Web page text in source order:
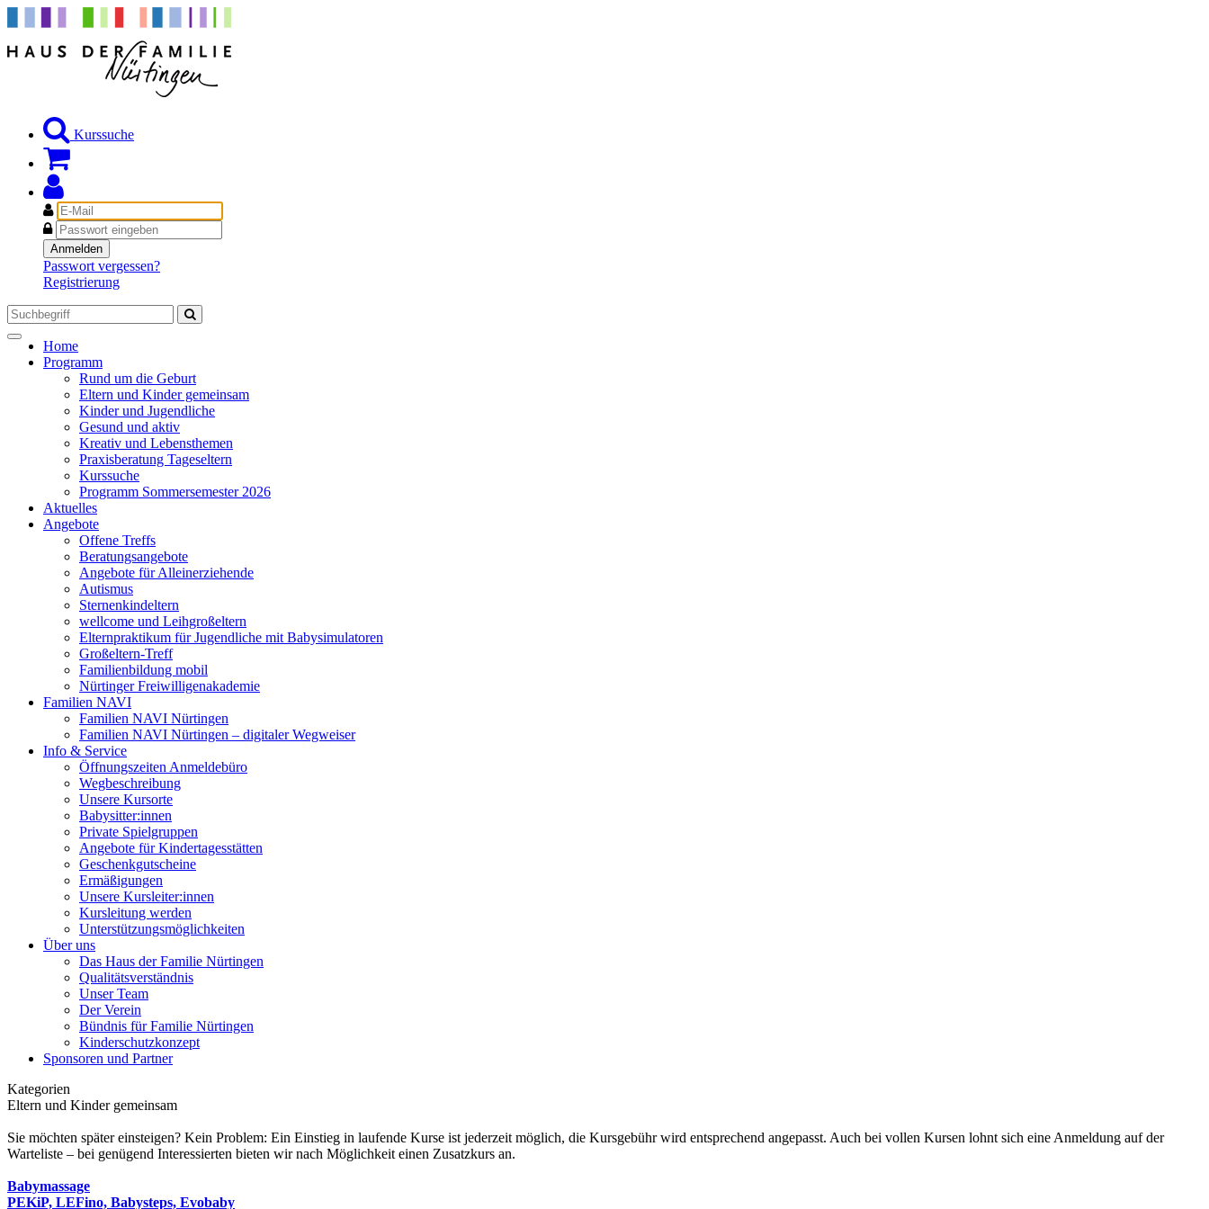
Kurssuche
E-
Mail
Passwort
Anmelden
Passwort vergessen?
Registrierung
Toggle
navigation
Home
Programm
Rund um die Geburt
Eltern und Kinder gemeinsam
Kinder und Jugendliche
Gesund und aktiv
Kreativ und Lebensthemen
Praxisberatung Tageseltern
Kurssuche
Programm Sommersemester 2026
Aktuelles
Angebote
Offene Treffs
Beratungsangebote
Angebote für Alleinerziehende
Autismus
Sternenkindeltern
wellcome und Leihgroßeltern
Elternpraktikum für Jugendliche mit Babysimulatoren
Großeltern-Treff
Familienbildung mobil
Nürtinger Freiwilligenakademie
Familien NAVI
Familien NAVI Nürtingen
Familien NAVI Nürtingen – digitaler Wegweiser
Info & Service
Öffnungszeiten Anmeldebüro
Wegbeschreibung
Unsere Kursorte
Babysitter:innen
Private Spielgruppen
Angebote für Kindertagesstätten
Geschenkgutscheine
Ermäßigungen
Unsere Kursleiter:innen
Kursleitung werden
Unterstützungsmöglichkeiten
Über uns
Das Haus der Familie Nürtingen
Qualitätsverständnis
Unser Team
Der Verein
Bündnis für Familie Nürtingen
Kinderschutzkonzept
Sponsoren und Partner
Kategorien
Eltern und Kinder gemeinsam
Sie möchten später einsteigen? Kein Problem: Ein Einstieg in laufende Kurse ist jederzeit möglich, die Kursgebühr wird entsprechend angepasst. Auch bei vollen Kursen lohnt sich eine Anmeldung auf der
Warteliste – bei genügend Interessierten bieten wir nach Möglichkeit einen Zusatzkurs an.
Babymassage
PEKiP, LEFino, Babysteps, Evobaby